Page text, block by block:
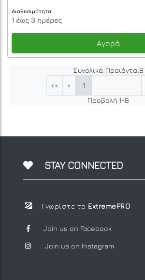
Διαθεσιμότητα:
1 έως 3 ημέρες
Αγορά
Συνολικά Προιόντα:8
<<
< 1
Προβολή:1-8
STAY CONNECTED
Γνωρίστε το ExtremePRO
Join us on Facebook
Join us on Instagram